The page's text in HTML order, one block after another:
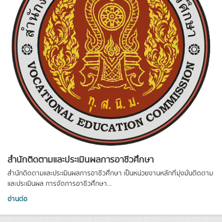
สำนักติดตามและประเมินผลการอาชีวศึกษา
สำนักติดตามและประเมินผลการอาชีวศึกษา เป็นหน่วยงานหลักที่มุ่งมั่นติดตาม
และประเมินผล การจัดการอาชีวศึกษา...
อ่านต่อ